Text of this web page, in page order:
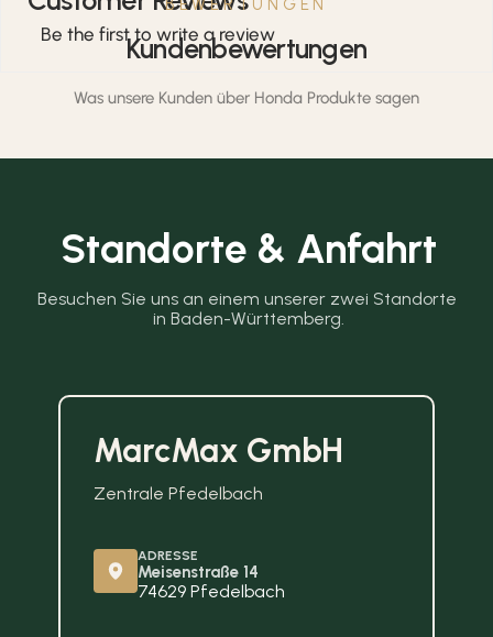
BEWERTUNGEN
Kundenbewertungen
Was unsere Kunden über Honda Produkte sagen
Be the first to write a review
Standorte & Anfahrt
Besuchen Sie uns an einem unserer zwei Standorte
in Baden-Württemberg.
MarcMax GmbH
Zentrale Pfedelbach
ADRESSE
Meisenstraße 14
74629 Pfedelbach